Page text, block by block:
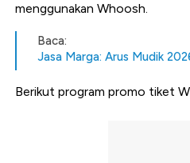
menggunakan Whoosh.
Baca:
Jasa Marga: Arus Mudik
Berikut program promo tiket